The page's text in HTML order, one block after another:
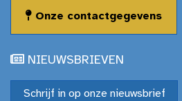
Onze contactgegevens
NIEUWSBRIEVEN
Schrijf in op onze nieuwsbrief